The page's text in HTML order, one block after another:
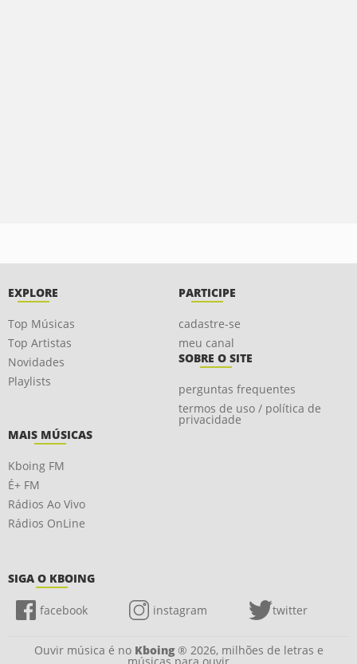
EXPLORE
Top Músicas
Top Artistas
Novidades
Playlists
PARTICIPE
cadastre-se
meu canal
SOBRE O SITE
perguntas frequentes
termos de uso / política de
privacidade
MAIS MÚSICAS
Kboing FM
É+ FM
Rádios Ao Vivo
Rádios OnLine
SIGA O KBOING
facebook instagram twitter
Ouvir música é no Kboing® 2026, milhões de letras e
músicas para ouvir